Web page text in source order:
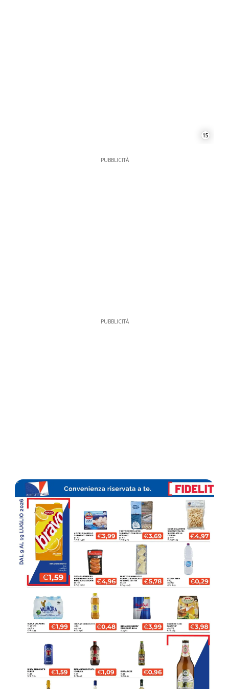
15
PUBBLICITÀ
PUBBLICITÀ